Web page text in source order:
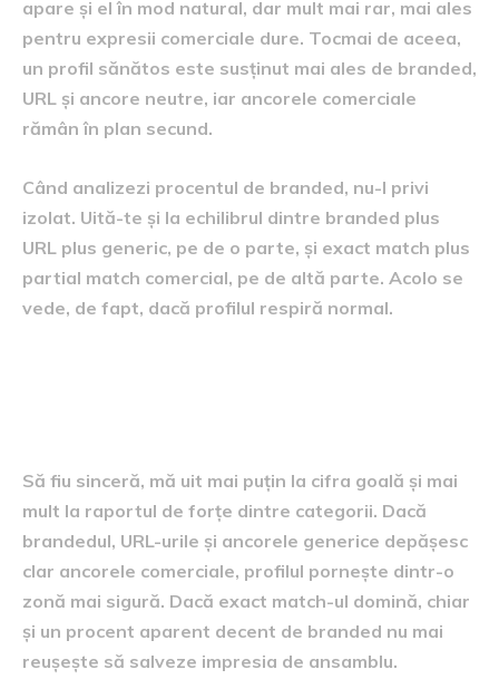
apare și el în mod natural, dar mult mai rar, mai ales
pentru expresii comerciale dure. Tocmai de aceea,
un profil sănătos este susținut mai ales de branded,
URL și ancore neutre, iar ancorele comerciale
rămân în plan secund.
Când analizezi procentul de branded, nu-l privi
izolat. Uită-te și la echilibrul dintre branded plus
URL plus generic, pe de o parte, și exact match plus
partial match comercial, pe de altă parte. Acolo se
vede, de fapt, dacă profilul respiră normal.
Să fiu sinceră, mă uit mai puțin la cifra goală și mai
mult la raportul de forțe dintre categorii. Dacă
brandedul, URL-urile și ancorele generice depășesc
clar ancorele comerciale, profilul pornește dintr-o
zonă mai sigură. Dacă exact match-ul domină, chiar
și un procent aparent decent de branded nu mai
reușește să salveze impresia de ansamblu.